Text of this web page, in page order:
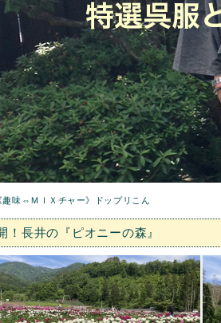
趣味⇔ＭＩＸチャー》ドップリこん
！長井の『ピオニーの森』